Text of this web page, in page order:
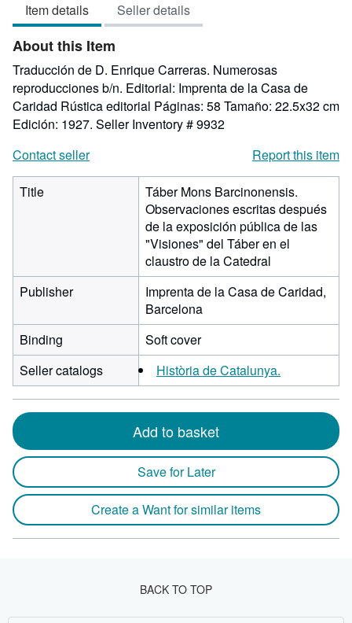
out
of
5
stars
Item details Seller details
About this Item
Traducción de D. Enrique Carreras. Numerosas
reproducciones b/n. Editorial: Imprenta de la Casa de
Caridad Rústica editorial Páginas: 58 Tamaño: 22.5x32 cm
Edición: 1927. Seller Inventory # 9932
Contact seller
Report this item
Title
Táber Mons Barcinonensis.
Observaciones escritas después
de la exposición pública de las
"Visiones" del Táber en el
claustro de la Catedral
Publisher
Imprenta de la Casa de Caridad,
Barcelona
Binding
Soft cover
Seller catalogs
Història de Catalunya.
Add to basket
Save for Later
Create a Want for similar items
BACK TO TOP